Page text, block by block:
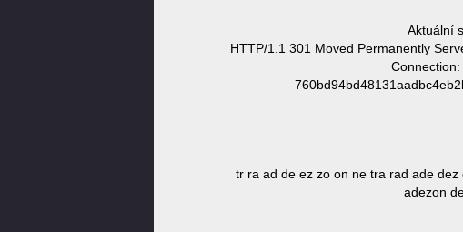
Aktuální
HTTP/1.1 301 Moved Permanently
tr ra ad de ez zo on ne tra rad ade
adezon